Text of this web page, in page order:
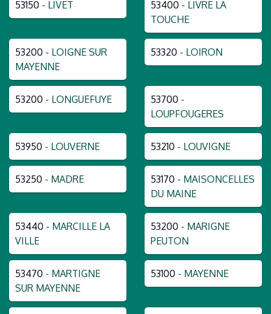
53150 - LIVET 53400 - LIVRE LA
TOUCHE
53200 - LOIGNE SUR
MAYENNE
53320 - LOIRON
53200 - LONGUEFUYE 53700 -
LOUPFOUGERES
53950 - LOUVERNE 53210 - LOUVIGNE
53250 - MADRE 53170 - MAISONCELLES
DU MAINE
53440 - MARCILLE LA
VILLE
53200 - MARIGNE
PEUTON
53470 - MARTIGNE
SUR MAYENNE
53100 - MAYENNE